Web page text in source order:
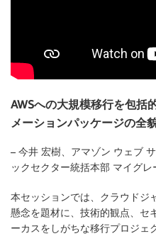
AWSへの大規模移行を包括
メーションパッケージの全
– 今井 宏樹、アマゾン ウェブ
ックセクター統括本部 マイグ
本セッションでは、クラウドジ
懸念を題材に、技術的観点、セ
ーカスをしがちな移行プロジェ